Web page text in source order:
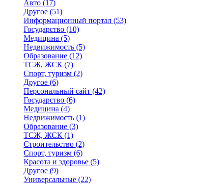
Авто (17)
Другое (51)
Информационный портал (53)
Государство (10)
Медицина (5)
Недвижимость (5)
Образование (12)
ТСЖ, ЖСК (7)
Спорт, туризм (2)
Другое (6)
Персональный сайт (42)
Государство (6)
Медицина (4)
Недвижимость (1)
Образование (3)
ТСЖ, ЖСК (1)
Строительство (2)
Спорт, туризм (6)
Красота и здоровье (5)
Другое (9)
Универсальные (22)